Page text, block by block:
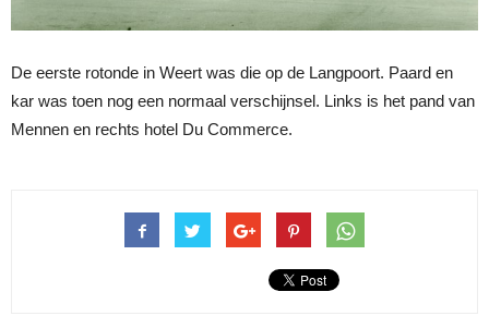
De eerste rotonde in Weert was die op de Langpoort. Paard en
kar was toen nog een normaal verschijnsel. Links is het pand van
Mennen en rechts hotel Du Commerce.